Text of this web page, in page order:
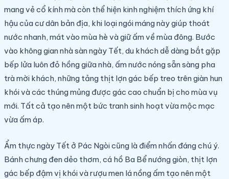
mang vẻ cổ kính mà còn thể hiện kinh nghiệm thích ứng khí
hậu của cư dân bản địa, khi loại ngói máng này giúp thoát
nước nhanh, mát vào mùa hè và giữ ấm về mùa đông. Bước
vào không gian nhà sàn ngày Tết, du khách dễ dàng bắt gặp
bếp lửa luôn đỏ hồng giữa nhà, ấm nước nóng sẵn sàng pha
trà mời khách, những tảng thịt lợn gác bếp treo trên giàn hun
khói và các thúng mủng được gác cao chuẩn bị cho mùa vụ
mới. Tất cả tạo nên một bức tranh sinh hoạt vừa mộc mạc
vừa ấm áp.
Ẩm thực ngày Tết ở Pác Ngòi cũng là điểm nhấn đáng chú ý.
Bánh chưng đen dẻo thơm, cá hồ Ba Bể nướng giòn, thịt lợn
gác bếp đậm vị khói và rượu men lá nồng ấm tạo nên một